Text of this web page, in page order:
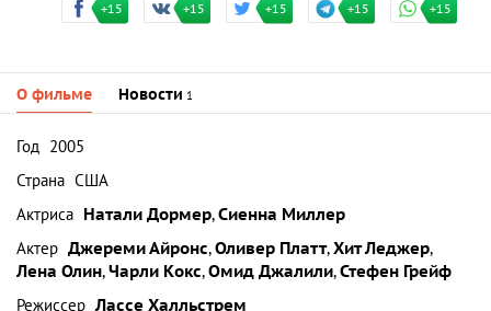
+15 +15 +15 +15 +15
О фильме Новости 1
Год
2005
Страна США
Актриса Натали Дормер,Сиенна Миллер
Актер Джереми Айронс,Оливер Платт,Хит Леджер,
Лена Олин,Чарли Кокс,Омид Джалили,Стефен Грейф
Режиссер Лассе Халльстрем